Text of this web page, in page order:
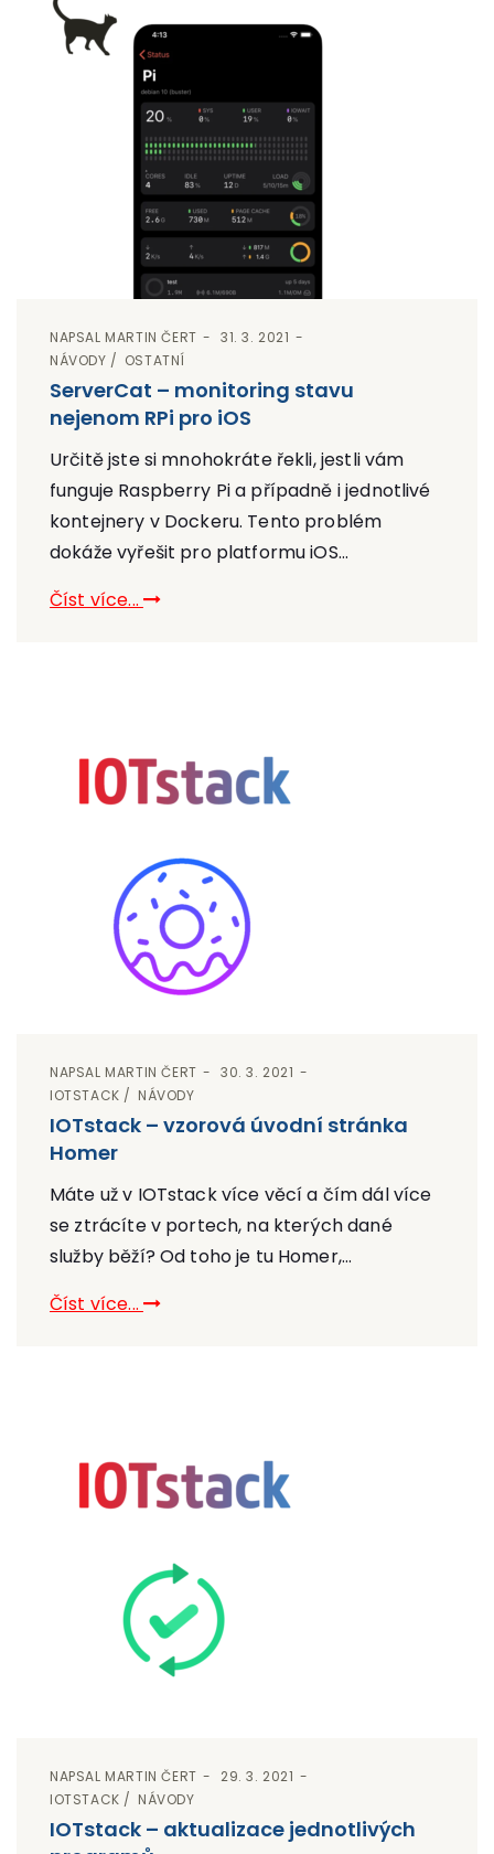
NAPSAL MARTIN ČERT
31. 3. 2021
NÁVODY
OSTATNÍ
ServerCat – monitoring stavu
nejenom RPi pro iOS
Určitě jste si mnohokráte řekli, jestli vám
funguje Raspberry Pi a případně i jednotlivé
kontejnery v Dockeru. Tento problém
dokáže vyřešit pro platformu iOS...
Číst více...
NAPSAL MARTIN ČERT
30. 3. 2021
IOTSTACK
NÁVODY
IOTstack – vzorová úvodní stránka
Homer
Máte už v IOTstack více věcí a čím dál více
se ztrácíte v portech, na kterých dané
služby běží? Od toho je tu Homer,...
Číst více...
NAPSAL MARTIN ČERT
29. 3. 2021
IOTSTACK
NÁVODY
IOTstack – aktualizace jednotlivých